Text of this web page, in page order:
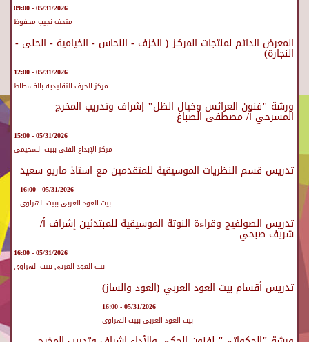
05/31/2026 - 09:00
متحف نجيب محفوظ
المعرض الدائم لمنتجات المركـز ( الخزف - النحاس - الخيامية - الحلى -
النجارة)
05/31/2026 - 12:00
مركز الحرف التقليدية بالفسطاط
ورشة "فنون العرائس وخيال الظل" إشراف وتدريب المخرج
المسرحي أ/ مصطفى الصباغ
05/31/2026 - 15:00
مركز الإبداع الفنى ببيت السحيمى
تدريس قسم النظريات الموسيقية للمتقدمين مع استاذ ماريو سعيد
05/31/2026 - 16:00
بيت العود العربى ببيت الهراوى
تدريس الصولفيج وقراءة النوتة الموسيقية للمبتدئين إشراف أ/
شريف صبحي
05/31/2026 - 16:00
بيت العود العربى ببيت الهراوى
تدريس أقسام بيت العود العربي (العود والساز)
05/31/2026 - 16:00
بيت العود العربى ببيت الهراوى